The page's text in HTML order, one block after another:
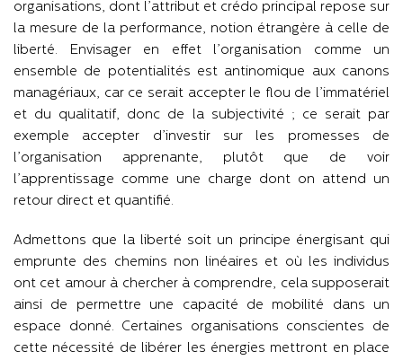
organisations, dont l’attribut et crédo principal repose sur
la mesure de la performance, notion étrangère à celle de
liberté. Envisager en effet l’organisation comme un
ensemble de potentialités est antinomique aux canons
managériaux, car ce serait accepter le flou de l’immatériel
et du qualitatif, donc de la subjectivité ; ce serait par
exemple accepter d’investir sur les promesses de
l’organisation apprenante, plutôt que de voir
l’apprentissage comme une charge dont on attend un
retour direct et quantifié.
Admettons que la liberté soit un principe énergisant qui
emprunte des chemins non linéaires et où les individus
ont cet amour à chercher à comprendre, cela supposerait
ainsi de permettre une capacité de mobilité dans un
espace donné. Certaines organisations conscientes de
cette nécessité de libérer les énergies mettront en place